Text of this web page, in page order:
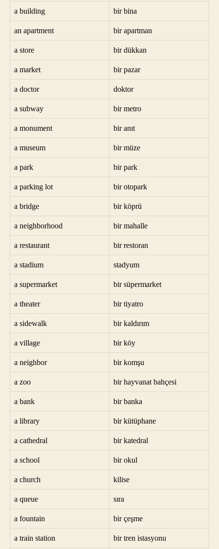
a building bir bina
an apartment bir apartman
a store bir dükkan
a market bir pazar
a doctor doktor
a subway bir metro
a monument bir anıt
a museum bir müze
a park bir park
a parking lot bir otopark
a bridge bir köprü
a neighborhood bir mahalle
a restaurant bir restoran
a stadium stadyum
a supermarket bir süpermarket
a theater bir tiyatro
a sidewalk bir kaldırım
a village bir köy
a neighbor bir komşu
a zoo bir hayvanat bahçesi
a bank bir banka
a library bir kütüphane
a cathedral bir katedral
a school bir okul
a church kilise
a queue sıra
a fountain bir çeşme
a train station bir tren istasyonu